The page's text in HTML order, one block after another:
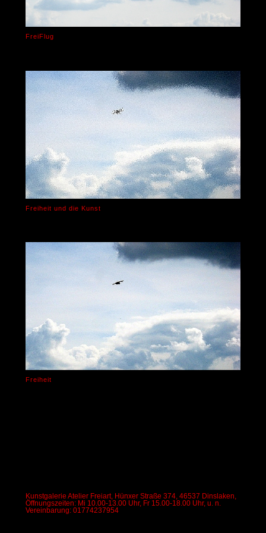
FreiFlug
Freiheit und die Kunst
Freiheit
Kunstgalerie Atelier Freiart, Hünxer Straße 374, 46537 Dinslaken,
Öffnungszeiten: Mi 10.00-13.00 Uhr, Fr 15.00-18.00 Uhr, u. n.
Vereinbarung: 01774237954